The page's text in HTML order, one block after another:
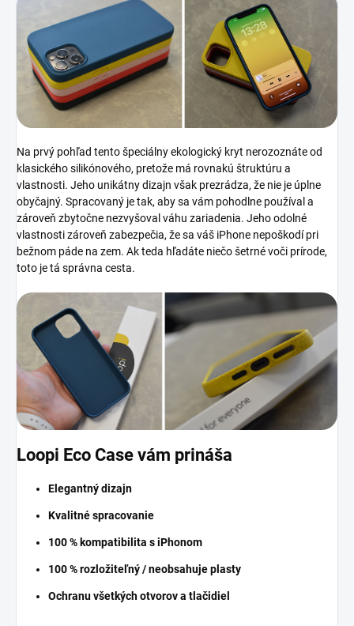
Na prvý pohľad tento špeciálny ekologický kryt nerozoznáte od
klasického silikónového, pretože má rovnakú štruktúru a
vlastnosti. Jeho unikátny dizajn však prezrádza, že nie je úplne
obyčajný. Spracovaný je tak, aby sa vám pohodlne používal a
zároveň zbytočne nezvyšoval váhu zariadenia. Jeho odolné
vlastnosti zároveň zabezpečia, že sa váš iPhone nepoškodí pri
bežnom páde na zem. Ak teda hľadáte niečo šetrné voči prírode,
toto je tá správna cesta.
Loopi Eco Case vám prináša
Elegantný dizajn
Kvalitné spracovanie
100 % kompatibilita s iPhonom
100 % rozložiteľný / neobsahuje plasty
Ochranu všetkých otvorov a tlačidiel